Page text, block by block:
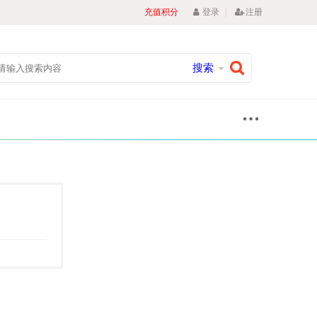
充值积分 登录 | 注册
搜索